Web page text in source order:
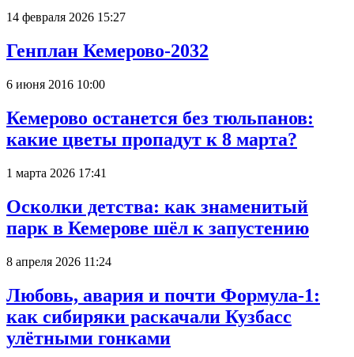
14 февраля 2026 15:27
Генплан Кемерово-2032
6 июня 2016 10:00
Кемерово останется без тюльпанов:
какие цветы пропадут к 8 марта?
1 марта 2026 17:41
Осколки детства: как знаменитый
парк в Кемерове шёл к запустению
8 апреля 2026 11:24
Любовь, авария и почти Формула-1:
как сибиряки раскачали Кузбасс
улётными гонками